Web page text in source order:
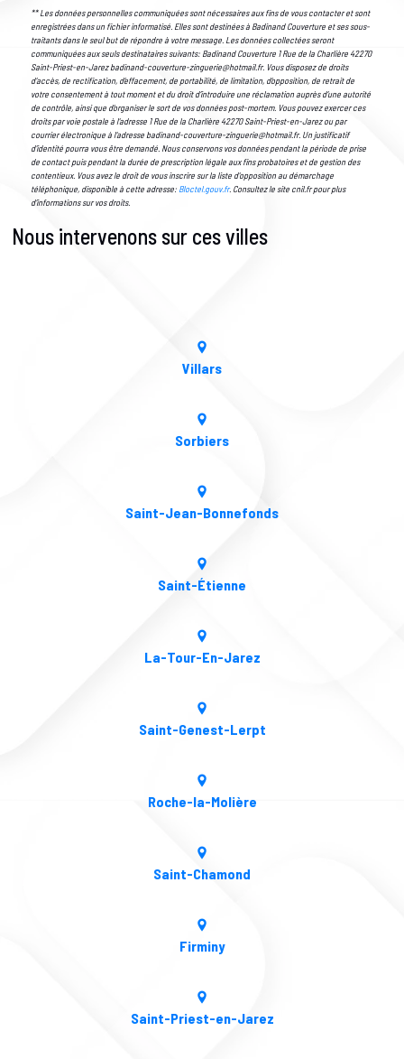
** Les données personnelles communiquées sont nécessaires aux fins de vous contacter et sont
enregistrées dans un fichier informatisé. Elles sont destinées à Badinand Couverture et ses sous-
traitants dans le seul but de répondre à votre message. Les données collectées seront
communiquées aux seuls destinataires suivants: Badinand Couverture 1 Rue de la Charlière 42270
Saint-Priest-en-Jarez badinand-couverture-zinguerie@hotmail.fr. Vous disposez de droits
d’accès, de rectification, d’effacement, de portabilité, de limitation, d’opposition, de retrait de
votre consentement à tout moment et du droit d’introduire une réclamation auprès d’une autorité
de contrôle, ainsi que d’organiser le sort de vos données post-mortem. Vous pouvez exercer ces
droits par voie postale à l'adresse 1 Rue de la Charlière 42270 Saint-Priest-en-Jarez ou par
courrier électronique à l'adresse badinand-couverture-zinguerie@hotmail.fr. Un justificatif
d'identité pourra vous être demandé. Nous conservons vos données pendant la période de prise
de contact puis pendant la durée de prescription légale aux fins probatoires et de gestion des
contentieux. Vous avez le droit de vous inscrire sur la liste d'opposition au démarchage
téléphonique, disponible à cette adresse: Bloctel.gouv.fr. Consultez le site cnil.fr pour plus
d’informations sur vos droits.
Nous intervenons sur ces villes
Villars
Sorbiers
Saint-Jean-Bonnefonds
Saint-Étienne
La-Tour-En-Jarez
Saint-Genest-Lerpt
Roche-la-Molière
Saint-Chamond
Firminy
Saint-Priest-en-Jarez